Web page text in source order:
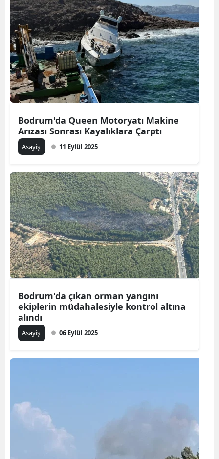
Bodrum'da Queen Motoryatı Makine
Arızası Sonrası Kayalıklara Çarptı
Asayiş 11 Eylül 2025
Bodrum'da çıkan orman yangını
ekiplerin müdahalesiyle kontrol altına
alındı
Asayiş 06 Eylül 2025